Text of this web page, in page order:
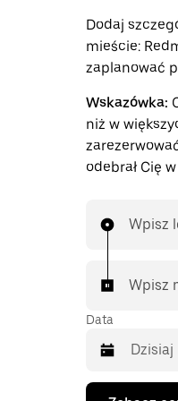
Dodaj
mieście:
zaplanować
Wskazówka:
niż w
odebrał Cię
Wpisz
Wpisz
Data
Naciśnij